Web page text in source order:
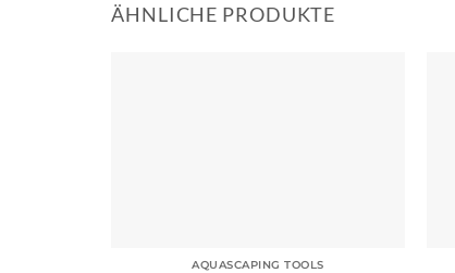
ÄHNLICHE PRODUKTE
AQUASCAPING TOOLS